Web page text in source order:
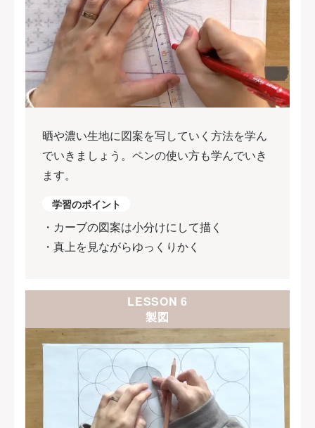
晒や濃い生地に図案を写していく方法を学ん
でいきましょう。ペンの使い方も学んでいき
ます。
学習のポイント
・カーブの図案は小分けにして描く
・真上を見ながらゆっくりかく
LESSON 6
製図